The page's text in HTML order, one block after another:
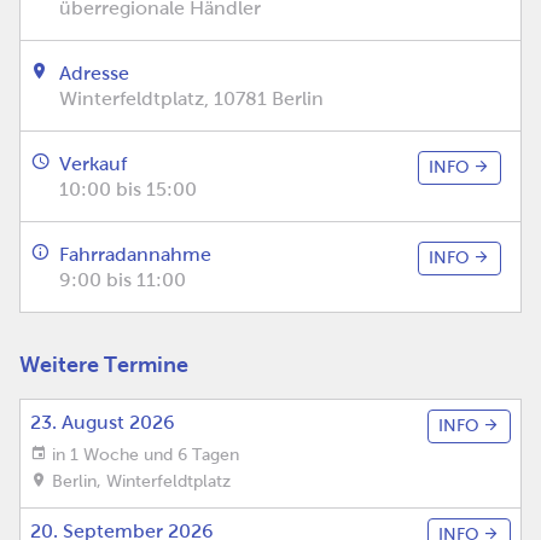
überregionale Händler
Adresse
Winterfeldtplatz, 10781 Berlin
Verkauf
10:00 bis 15:00
INFO
Fahrradannahme
9:00 bis 11:00
INFO
Weitere Termine
23. August 2026
in 1 Woche und 6 Tagen
Berlin, Winterfeldtplatz
INFO
20. September 2026 INFO